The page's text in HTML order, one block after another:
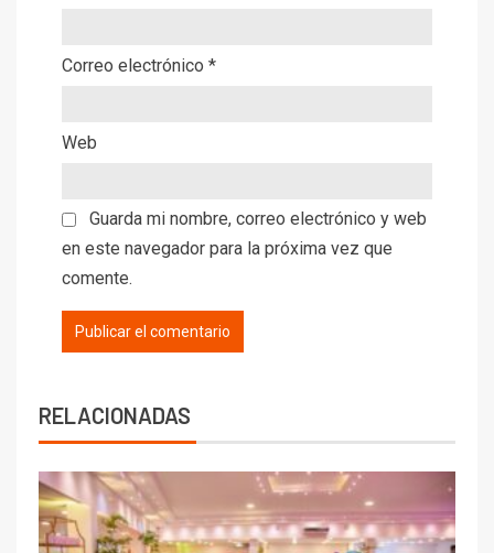
Correo electrónico *
Web
Guarda mi nombre, correo electrónico y web
en este navegador para la próxima vez que
comente.
RELACIONADAS